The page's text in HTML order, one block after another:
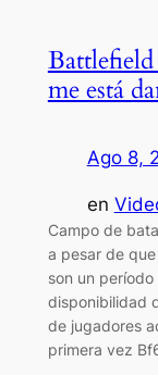
me está
Ago 8,
en
Campo de
a pesar de
son un
disponibilidad
de jugadores
primera vez